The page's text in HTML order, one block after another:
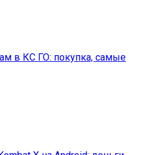
в КС ГО: покупка, самые